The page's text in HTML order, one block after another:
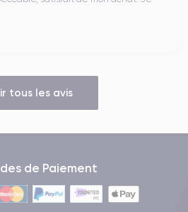
tous les avis
de Paiement